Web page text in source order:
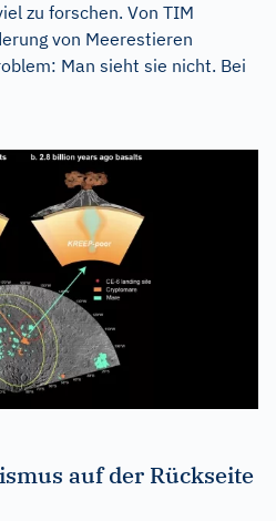
zu forschen. Von TIM
von Meerestieren
Man sieht sie nicht. Bei
auf der Rückseite